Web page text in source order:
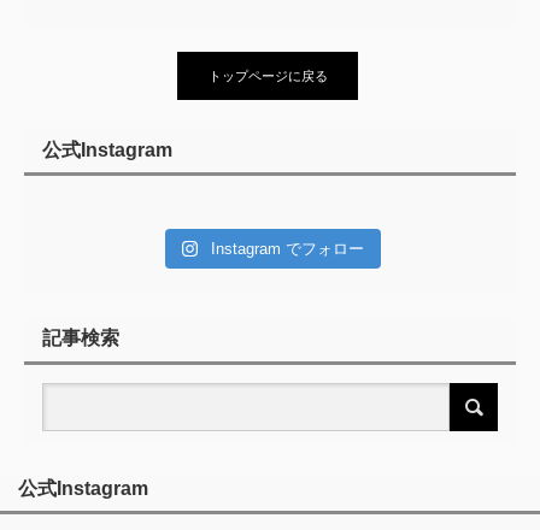
トップページに戻る
公式Instagram
Instagram でフォロー
記事検索
公式Instagram